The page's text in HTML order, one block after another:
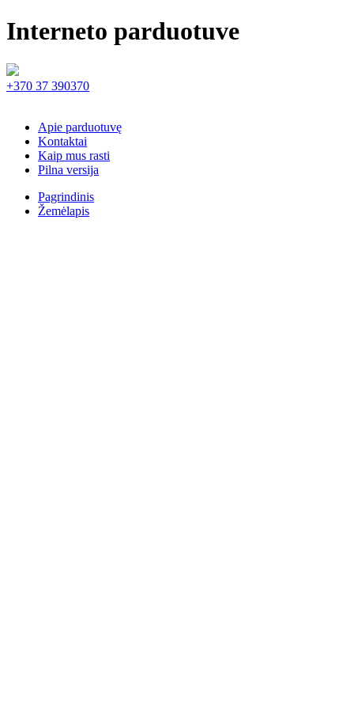
Interneto parduotuve
+370 37 390370
Apie parduotuvę
Kontaktai
Kaip mus rasti
Pilna versija
Pagrindinis
Žemėlapis